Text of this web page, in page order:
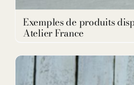
Exemples de produits
Atelier France